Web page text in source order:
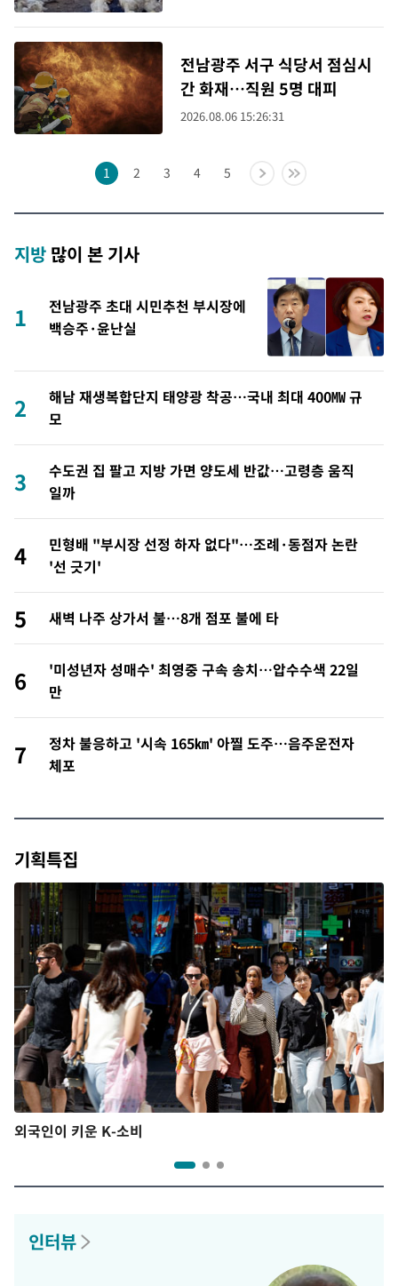
전남광주 서구 식당서 점심시
간 화재…직원 5명 대피
2026.08.06 15:26:31
1 2 3 4 5
지방 많이 본 기사
1
전남광주 초대 시민추천 부시장에
백승주·윤난실
2
해남 재생복합단지 태양광 착공…국내 최대 400㎿ 규
모
3
수도권 집 팔고 지방 가면 양도세 반값…고령층 움직
일까
4
민형배 "부시장 선정 하자 없다"…조례·동점자 논란
'선 긋기'
5 새벽 나주 상가서 불…8개 점포 불에 타
6
'미성년자 성매수' 최영중 구속 송치…압수수색 22일
만
7
정차 불응하고 '시속 165㎞' 아찔 도주…음주운전자
체포
기획특집
외국인이 키운 K-소비
인터뷰